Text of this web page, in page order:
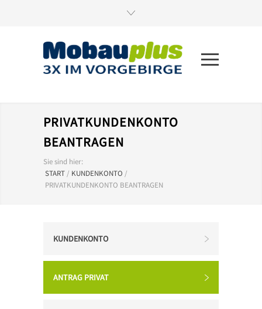
PRIVATKUNDENKONTO
BEANTRAGEN
Sie sind hier:
START / KUNDENKONTO /
PRIVATKUNDENKONTO BEANTRAGEN
KUNDENKONTO
ANTRAG PRIVAT